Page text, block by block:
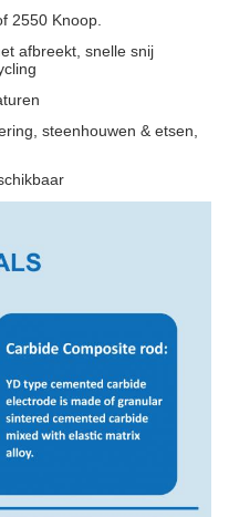
2550 Knoop.
afbreekt, snelle snij
steenhouwen & etsen,